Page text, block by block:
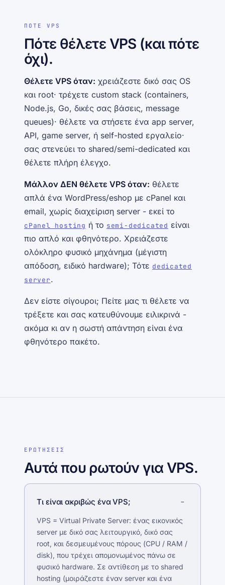
ΠΟΤΕ VPS
Πότε θέλετε VPS (και πότε
όχι).
Θέλετε VPS όταν: χρειάζεστε δικό σας OS
και root· τρέχετε custom stack (containers,
Node.js, Go, δικές σας βάσεις, message
queues)· θέλετε να στήσετε ένα app server,
API, game server, ή self-hosted εργαλείο·
σας στενεύει το shared/semi-dedicated και
θέλετε πλήρη έλεγχο.
Μάλλον ΔΕΝ θέλετε VPS όταν: θέλετε
απλά ένα WordPress/eshop με cPanel και
email, χωρίς διαχείριση server - εκεί το
cPanel hosting ή το semi-dedicated είναι
πιο απλό και φθηνότερο. Χρειάζεστε
ολόκληρο φυσικό μηχάνημα (μέγιστη
απόδοση, ειδικό hardware); Τότε dedicated
server.
Δεν είστε σίγουροι; Πείτε μας τι θέλετε να
τρέξετε και σας κατευθύνουμε ειλικρινά -
ακόμα κι αν η σωστή απάντηση είναι ένα
φθηνότερο πακέτο.
ΕΡΩΤΗΣΕΙΣ
Αυτά που ρωτούν για VPS.
Τι είναι ακριβώς ένα VPS;
VPS = Virtual Private Server: ένας εικονικός
server με δικό σας λειτουργικό, δικό σας
root, και δεσμευμένους πόρους (CPU / RAM /
disk), που τρέχει απομονωμένος πάνω σε
φυσικό hardware. Σε αντίθεση με το shared
hosting (μοιράζεστε έναν server και ένα